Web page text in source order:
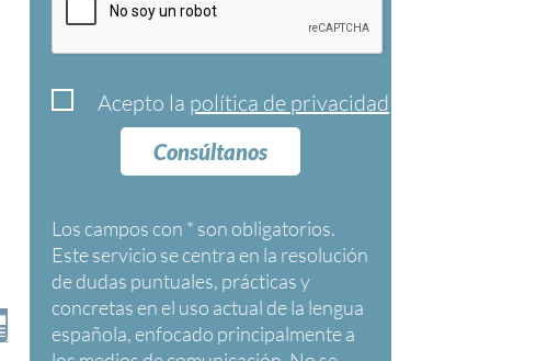
Acepto la política de privacidad
Consúltanos
Los campos con * son obligatorios